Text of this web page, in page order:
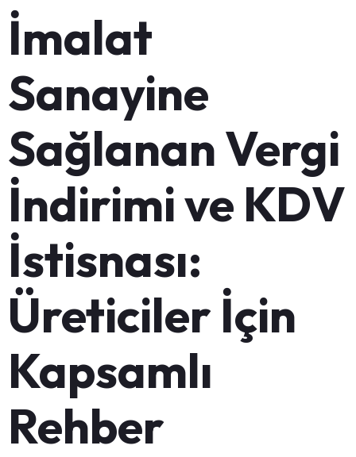
İmalat
Sanayine
Sağlanan Vergi
İndirimi ve KDV
İstisnası:
Üreticiler İçin
Kapsamlı
Rehber